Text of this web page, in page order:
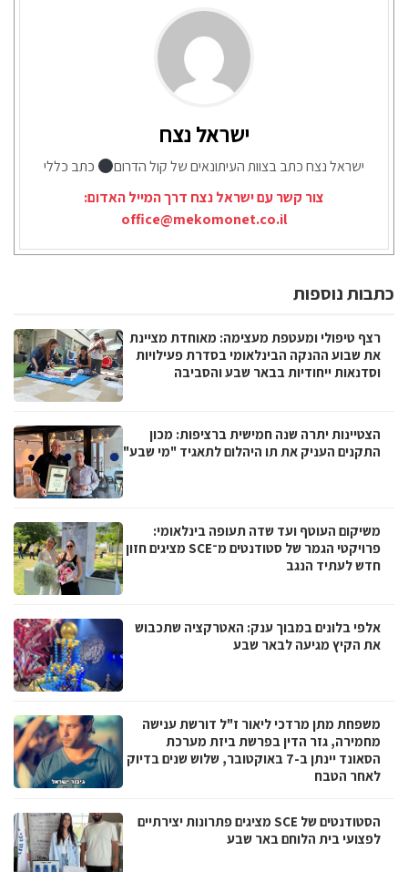
ישראל נצח
ישראל נצח כתב בצוות העיתונאים של קול הדרום
כתב כללי
צור קשר עם ישראל נצח דרך המייל האדום:
office@mekomonet.co.il
כתבות נוספות
רצף טיפולי ומעטפת מעצימה: מאוחדת מציינת
את שבוע ההנקה הבינלאומי בסדרת פעילויות
וסדנאות ייחודיות בבאר שבע והסביבה
הצטיינות יתרה שנה חמישית ברציפות: מכון
התקנים העניק את תו היהלום לתאגיד "מי שבע"
משיקום העוטף ועד שדה תעופה בינלאומי:
פרויקטי הגמר של סטודנטים מ־SCE מציגים חזון
חדש לעתיד הנגב
אלפי בלונים במבוך ענק: האטרקציה שתכבוש
את הקיץ מגיעה לבאר שבע
משפחת מתן מרדכי ליאור ז"ל דורשת ענישה
מחמירה, גזר הדין בפרשת ביזת מערכת
הסאונד יינתן ב-7 באוקטובר, שלוש שנים בדיוק
לאחר הטבח
הסטודנטים של SCE מציגים פתרונות יצירתיים
לפצועי בית הלוחם באר שבע